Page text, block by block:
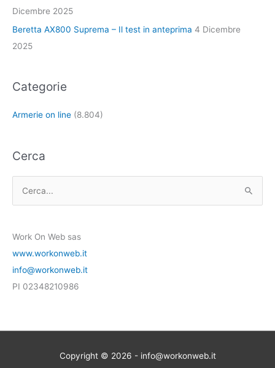
Dicembre 2025
Beretta AX800 Suprema – Il test in anteprima 4 Dicembre
2025
Categorie
Armerie on line (8.804)
Cerca
c
a
:
Work On Web sas
www.workonweb.it
info@workonweb.it
PI 02348210986
Copyright © 2026 - info@workonweb.it